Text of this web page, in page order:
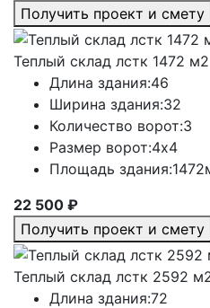
Получить проект и смету
Теплый склад лстк 1472 м2
Длина здания:46
Ширина здания:32
Количество ворот:3
Размер ворот:4х4
Площадь здания:
22 500 ₽
Получить проект и смету
Теплый склад лстк 2592
Длина здания:72